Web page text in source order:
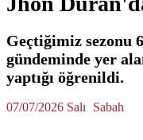
Geçtiğimiz sezonu
gündeminde yer
yaptığı öğrenildi.
07/07/2026 Salı Sabah